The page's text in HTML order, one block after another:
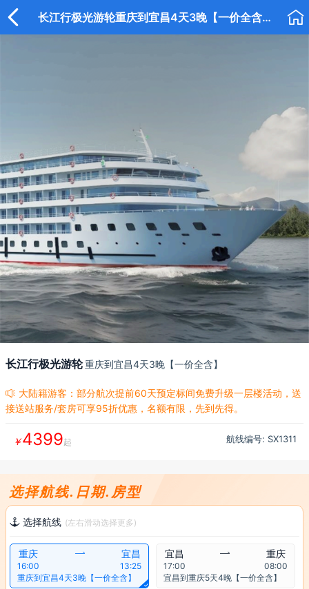
 长江行极光游轮重庆到宜昌4天3晚【一价全含】 
长江行极光游轮重庆到宜昌4天3晚【一价全含】
 大陆籍游客：部分航次提前60天预定标间免费升级一层楼活动，送
接送站服务/套房可享95折优惠，名额有限，先到先得。
￥4399起 航线编号: SX1311
选择航线.日期.房型
 选择航线 (左右滑动选择更多)
重庆
16:00
 宜昌
13:25
重庆到宜昌4天3晚【一价全含】

宜昌
17:00
 重庆
08:00
宜昌到重庆5天4晚【一价全含】